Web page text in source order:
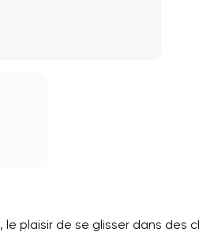
le plaisir de se glisser dans